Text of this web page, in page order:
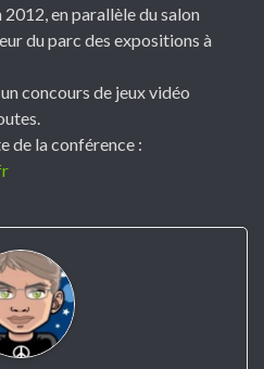
en parallèle du salon
du parc des expositions à
concours de jeux vidéo
de la conférence :